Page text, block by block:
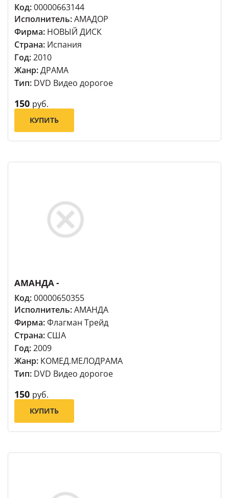
Код:00000663144
Исполнитель:АМАДОР
Фирма: НОВЫЙ ДИСК
Страна: Испания
Год:2010
Жанр:ДРАМА
Тип: DVD Видео дорогое
150 руб.
КУПИТЬ
АМАНДА -
Код:00000650355
Исполнитель:АМАНДА
Фирма:Флагман Трейд
Страна: США
Год:2009
Жанр: КОМЕД.МЕЛОДРАМА
Тип: DVD Видео дорогое
150 руб.
КУПИТЬ